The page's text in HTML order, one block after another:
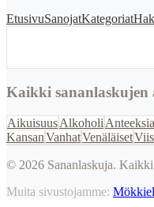
EtusivuSanojatKategoriat
Kaikki sananlaskujen
AikuisuusAlkoholi
KansanVanhatVenäläiset
© 2026 Sananlaskuja.
Muita sivustojamme: